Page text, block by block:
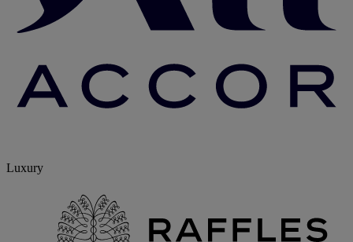
Luxury